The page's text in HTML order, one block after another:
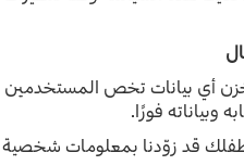
أي بيانات تخص المستخدمين
فورًا.
قد زوّدنا بمعلومات شخصية